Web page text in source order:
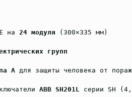
на 24 модуля (300×335 мм)
групп
А для защиты человека от
ABB SH201L серии SH